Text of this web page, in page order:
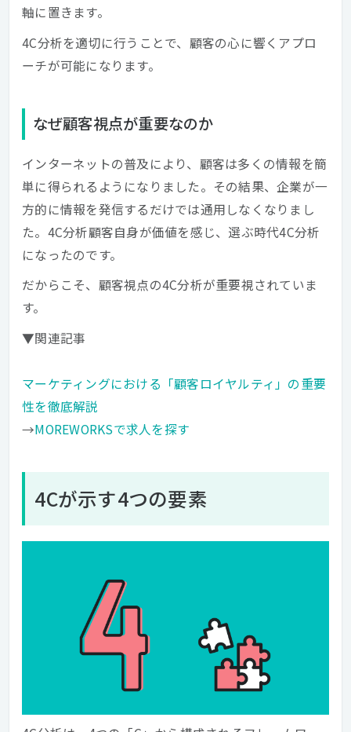
軸に置きます。
4C分析を適切に行うことで、顧客の心に響くアプロ
ーチが可能になります。
なぜ顧客視点が重要なのか
インターネットの普及により、顧客は多くの情報を簡
単に得られるようになりました。その結果、企業が一
方的に情報を発信するだけでは通用しなくなりまし
た。4C分析顧客自身が価値を感じ、選ぶ時代4C分析
になったのです。
だからこそ、顧客視点の4C分析が重要視されていま
す。
▼関連記事
マーケティングにおける「顧客ロイヤルティ」の重要
性を徹底解説
→MOREWORKSで求人を探す
4Cが示す4つの要素